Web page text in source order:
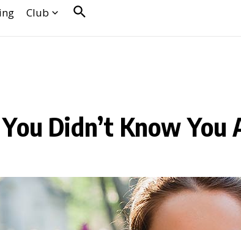
Club
Didn’t Know You